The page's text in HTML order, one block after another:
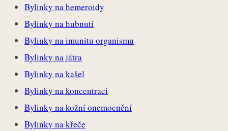
Bylinky na hemeroidy
Bylinky na hubnutí
Bylinky na imunitu organismu
Bylinky na játra
Bylinky na kašel
Bylinky na koncentraci
Bylinky na kožní onemocnění
Bylinky na křeče